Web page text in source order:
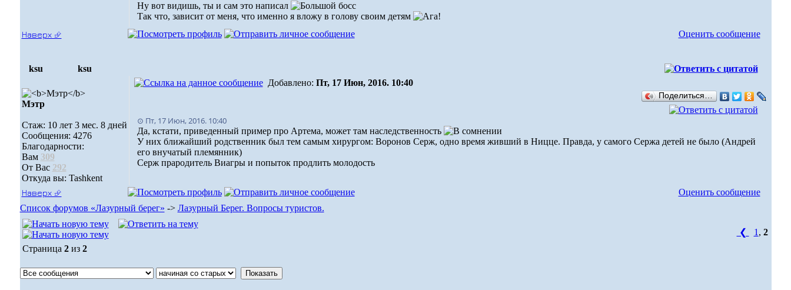
Ну вот видишь, ты и сам это написал
Так что, зависит от меня, что именно я вложу в голову своим детям
Наверх ⮵
Оценить сообщение
ksu ksu
Мэтр
Стаж: 10 лет 3 мес. 8 дней
Сообщения: 4276
Благодарности:
Вам 309
От Вас 292
Откуда вы: Tashkent
Добавлено: Пт, 17 Июн, 2016. 10:40
Поделиться…
⊙ Пт, 17 Июн, 2016. 10:40
Да, кстати, приведенный пример про Артема, может там наследственность
У них ближайший родственник был тем самым хирургом: Воронов Серж, одно время живший в Ницце. Правда, у самого Сержа детей не было (Андрей
его внучатый племянник)
Серж прародитель Виагры и попыток продлить молодость
Наверх ⮵
Оценить сообщение
Список форумов «Лазурный берег» -> Лазурный Берег. Вопросы туристов.
❮ 1 , 2
Страница 2из 2